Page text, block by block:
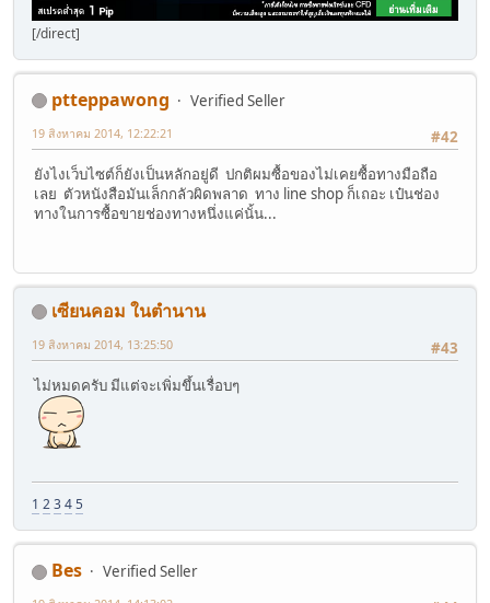
[/direct]
ptteppawong
Verified Seller
#42
19 สิงหาคม 2014, 12:22:21
ยังไงเว็บไซต์ก็ยังเป็นหลักอยู่ดี ปกติผมซื้อของไม่เคยซื้อทางมือถือ
เลย ตัวหนังสือมันเล็กกลัวผิดพลาด ทาง line shop ก็เถอะ เป๋นช่อง
ทางในการซื้อขายช่องทางหนึ่งแค่นั้น...
เซียนคอม ในตำนาน
#43
19 สิงหาคม 2014, 13:25:50
ไม่หมดครับ มีแต่จะเพิ่มขึ้นเรื่อบๆ
1 2345
Bes
Verified Seller